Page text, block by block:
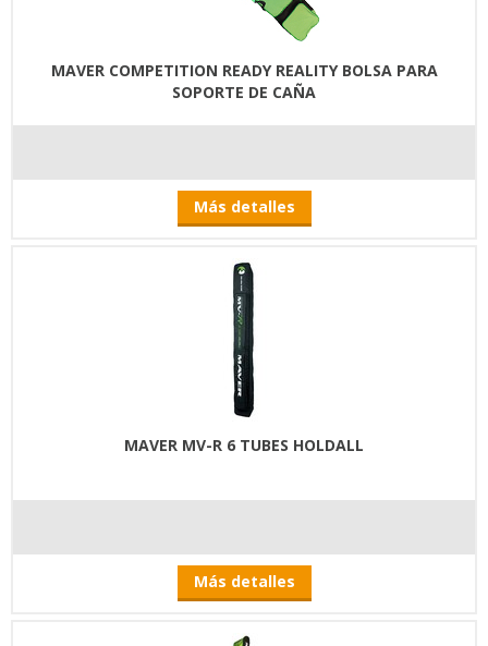
MAVER COMPETITION READY REALITY BOLSA PARA
SOPORTE DE CAÑA
Más detalles
MAVER MV-R 6 TUBES HOLDALL
Más detalles